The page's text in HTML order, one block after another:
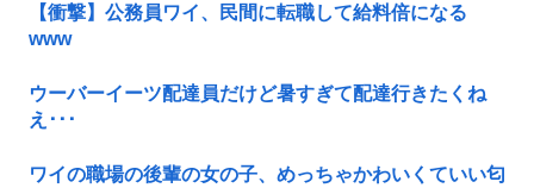
【衝撃】公務員ワイ、民間に転職して給料倍になる
www
ウーバーイーツ配達員だけど暑すぎて配達行きたくね
え･･･
ワイの職場の後輩の女の子、めっちゃかわいくていい匂